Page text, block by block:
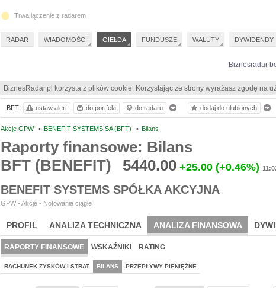
Biznesradar
BiznesRadar.pl korzysta z plików cookie. Korzystając ze strony wyrażasz zgodę
Akcje GPW • BENEFIT SYSTEMS SA (BFT) • Bilans
Raporty finansowe: Bilans
BFT (BENEFIT)
5440.00 +25.00 (+0.46%)
BENEFIT SYSTEMS SPÓŁKA AKCYJNA
GPW - Akcje - Notowania ciągłe
PROFIL ANALIZA TECHNICZNA ANALIZA FINANSOWA
RAPORTY FINANSOWE WSKAŹNIKI RATING
RACHUNEK ZYSKÓW I STRAT BILANS PRZEPŁYWY PIENIĘŻNE
BFT: ustaw alert do portfela do radaru dodaj do ulubionych
Trwa łączenie z radarem
RADAR WIADOMOŚCI GIEŁDA FUNDUSZE WALUTY DYWIDENDY